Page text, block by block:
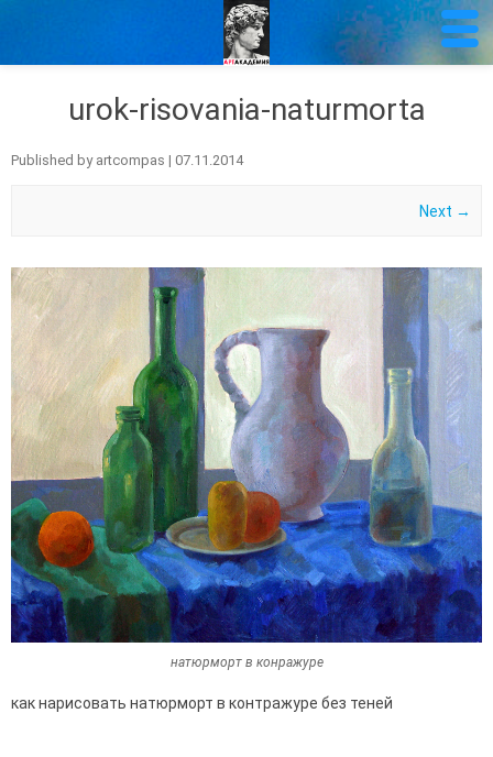
urok-risovania-naturmorta
Published by artcompas | 07.11.2014
Next →
натюрморт в конражуре
как нарисовать натюрморт в контражуре без теней